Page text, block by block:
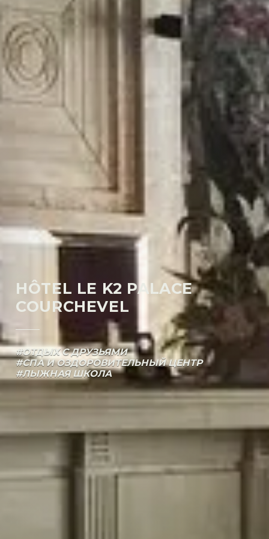
HÔTEL LE K2 PALACE
COURCHEVEL
#ОТДЫХ С ДРУЗЬЯМИ
#СПА И ОЗДОРОВИТЕЛЬНЫЙ ЦЕНТР
#ЛЫЖНАЯ ШКОЛА